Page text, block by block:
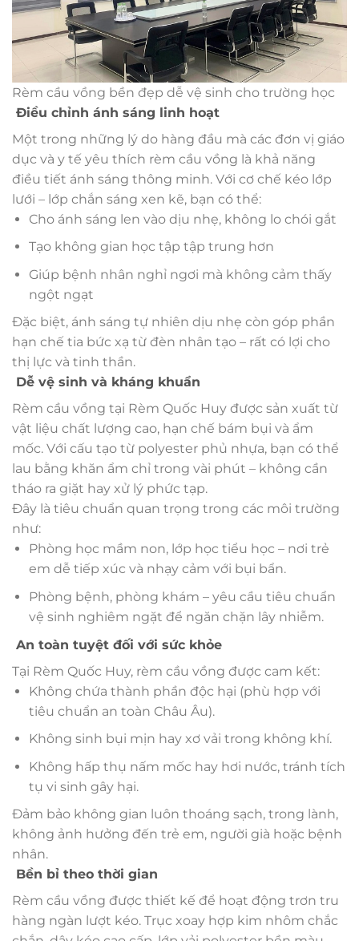
Rèm cầu vồng bền đẹp dễ vệ sinh cho trường học
Điều chỉnh ánh sáng linh hoạt
Một trong những lý do hàng đầu mà các đơn vị giáo
dục và y tế yêu thích rèm cầu vồng là khả năng
điều tiết ánh sáng thông minh. Với cơ chế kéo lớp
lưới – lớp chắn sáng xen kẽ, bạn có thể:
Cho ánh sáng len vào dịu nhẹ, không lo chói gắt
Tạo không gian học tập tập trung hơn
Giúp bệnh nhân nghỉ ngơi mà không cảm thấy
ngột ngạt
Đặc biệt, ánh sáng tự nhiên dịu nhẹ còn góp phần
hạn chế tia bức xạ từ đèn nhân tạo – rất có lợi cho
thị lực và tinh thần.
Dễ vệ sinh và kháng khuẩn
Rèm cầu vồng tại Rèm Quốc Huy được sản xuất từ
vật liệu chất lượng cao, hạn chế bám bụi và ẩm
mốc. Với cấu tạo từ polyester phủ nhựa, bạn có thể
lau bằng khăn ẩm chỉ trong vài phút – không cần
tháo ra giặt hay xử lý phức tạp.
Đây là tiêu chuẩn quan trọng trong các môi trường
như:
Phòng học mầm non, lớp học tiểu học – nơi trẻ
em dễ tiếp xúc và nhạy cảm với bụi bẩn.
Phòng bệnh, phòng khám – yêu cầu tiêu chuẩn
vệ sinh nghiêm ngặt để ngăn chặn lây nhiễm.
An toàn tuyệt đối với sức khỏe
Tại Rèm Quốc Huy, rèm cầu vồng được cam kết:
Không chứa thành phần độc hại (phù hợp với
tiêu chuẩn an toàn Châu Âu).
Không sinh bụi mịn hay xơ vải trong không khí.
Không hấp thụ nấm mốc hay hơi nước, tránh tích
tụ vi sinh gây hại.
Đảm bảo không gian luôn thoáng sạch, trong lành,
không ảnh hưởng đến trẻ em, người già hoặc bệnh
nhân.
Bền bỉ theo thời gian
Rèm cầu vồng được thiết kế để hoạt động trơn tru
hàng ngàn lượt kéo. Trục xoay hợp kim nhôm chắc